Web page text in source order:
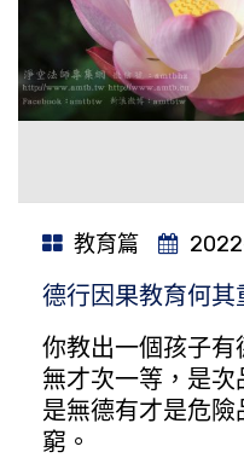
教育篇
德行因果教育何其
你教出一個孩子
無才次一等，是
是無德有才是危
窮。